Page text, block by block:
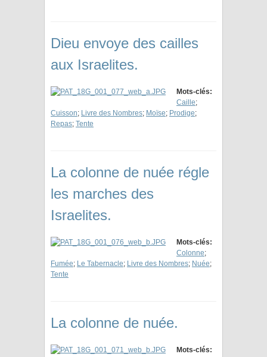
Dieu envoye des cailles
aux Israelites.
Mots-clés:
Caille;
Cuisson; Livre des Nombres; Moïse; Prodige;
Repas; Tente
La colonne de nuée régle
les marches des
Israelites.
Mots-clés:
Colonne;
Fumée; Le Tabernacle; Livre des Nombres; Nuée;
Tente
La colonne de nuée.
Mots-clés: